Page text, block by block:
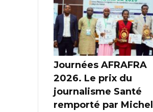
Journées AFRAFRA
2026. Le prix du
journalisme Santé
remporté par Michel